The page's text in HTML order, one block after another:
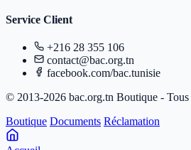
Service Client
+216 28 355 106
contact@bac.org.tn
facebook.com/bac.tunisie
© 2013-2026 bac.org.tn Boutique - Tous
Boutique Documents Réclamation